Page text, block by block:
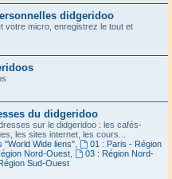
didgeridoo
votre micro, enregistrez le tout et
du didgeridoo
sur le didgeridoo : les cafés-
les sites internet, les cours...
"World Wide liens",
01 : Paris - Région
Nord-Ouest,
03 : Région Nord-
Sud-Ouest